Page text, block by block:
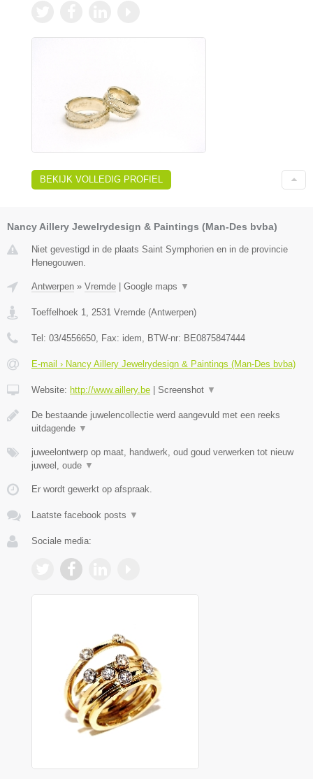
BEKIJK VOLLEDIG PROFIEL
Nancy Aillery Jewelrydesign & Paintings (Man-Des bvba)
Niet gevestigd in de plaats Saint Symphorien en in de provincie
Henegouwen.
Antwerpen » Vremde Google maps ▼
Toeffelhoek 1, 2531 Vremde (Antwerpen)
Tel: 03/4556650, Fax: idem, BTW-nr: BE0875847444
E-mail › Nancy Aillery Jewelrydesign & Paintings (Man-Des bvba)
Website: http://www.aillery.be Screenshot ▼
De bestaande juwelencollectie werd aangevuld met een reeks
uitdagende ▼
juweelontwerp op maat, handwerk, oud goud verwerken tot nieuw
juweel, oude ▼
Er wordt gewerkt op afspraak.
Laatste facebook posts ▼
Sociale media: